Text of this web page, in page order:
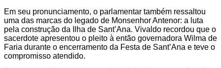
Em seu pronunciamento, o parlamentar também ressaltou
uma das marcas do legado de Monsenhor Antenor: a luta
pela construção da Ilha de Sant’Ana. Vivaldo recordou que o
sacerdote apresentou o pleito à então governadora Wilma de
Faria durante o encerramento da Festa de Sant’Ana e teve o
compromisso atendido.